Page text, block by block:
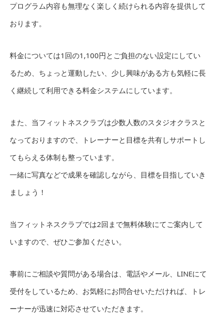
プログラム内容も無理なく楽しく続けられる内容を提供して
おります。
料金については1回の1,100円とご負担のない設定にしてい
るため、ちょっと運動したい、少し興味がある方も気軽に長
く継続して利用できる料金システムにしています。
また、当フィットネスクラブは少数人数のスタジオクラスと
なっておりますので、トレーナーと目標を共有しサポートし
てもらえる体制も整っています。
一緒に写真などで成果を確認しながら、目標を目指していき
ましょう！
当フィットネスクラブでは2回まで無料体験にてご案内して
いますので、ぜひご参加ください。
事前にご相談や質問がある場合は、電話やメール、LINEにて
受付をしているため、お気軽にお問合せいただければ、トレ
ーナーが迅速に対応させていただきます。